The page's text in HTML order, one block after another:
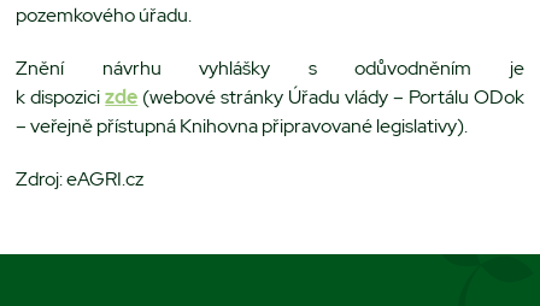
pozemkového úřadu.
Znění návrhu vyhlášky s odůvodněním je
k dispozicizde (webové stránky Úřadu vlády – Portálu ODok
– veřejně přístupná Knihovna připravované legislativy).
Zdroj: eAGRI.cz